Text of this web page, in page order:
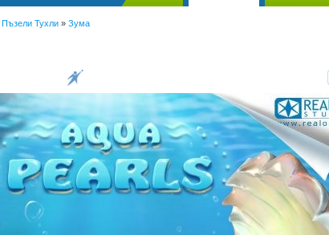
Пъзели Тухли» Зума